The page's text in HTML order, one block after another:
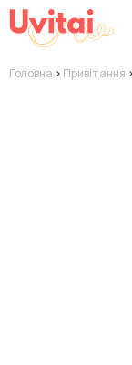
Головна > Привітання >